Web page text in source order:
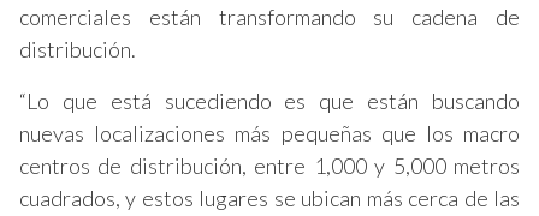
comerciales están transformando su cadena de
distribución.
“Lo que está sucediendo es que están buscando
nuevas localizaciones más pequeñas que los macro
centros de distribución, entre 1,000 y 5,000 metros
cuadrados, y estos lugares se ubican más cerca de las